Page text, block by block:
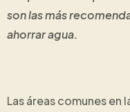
son las más
ahorrar agua.
Las áreas comunes